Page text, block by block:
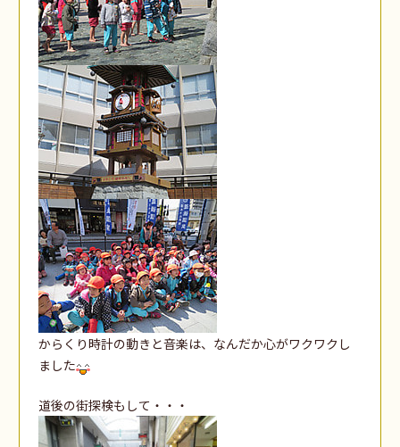
からくり時計の動きと音楽は、なんだか心がワクワクし
ました
道後の街探検もして・・・